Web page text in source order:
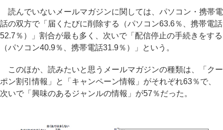
読んでいないメールマガジンに関しては、パソコン・携帯電
話の双方で「届くたびに削除する（パソコン63.6％、携帯電話
52.7％）」割合が最も多く、次いで「配信停止の手続きをする
（パソコン40.9％、携帯電話31.9％）」という。
このほか、読みたいと思うメールマガジンの種類は、「クー
ポン割引情報」と「キャンペーン情報」がそれぞれ63％で、
次いで「興味のあるジャンルの情報」が57％だった。